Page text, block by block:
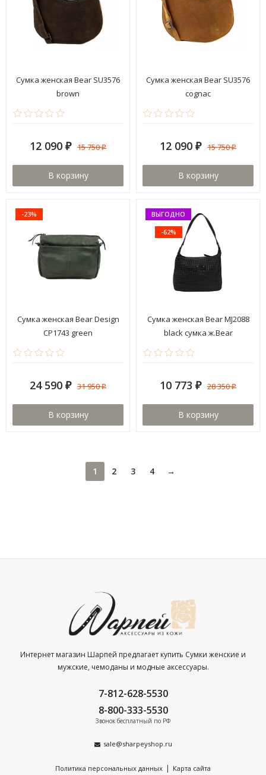
Сумка женская Bear SU3576
brown
12 090 ₽ 15 750₽
В корзину
Сумка женская Bear SU3576
cognac
12 090 ₽ 15 750₽
В корзину
-23%
Сумка женская Bear Design
CP1743 green
24 590 ₽ 31 950₽
В корзину
ВЫГОДНО
-62%
Сумка женская Bear MJ2088
black сумка ж.Bear
10 773 ₽ 28 350₽
В корзину
1 2 3 4 →
Интернет магазин Шарпей предлагает купить Сумки женские и
мужские, чемоданы и модные аксессуары.
7-812-628-5530
8-800-333-5530
Звонок бесплатный по РФ
sale@sharpeyshop.ru
Политика персональных данных | Карта сайта